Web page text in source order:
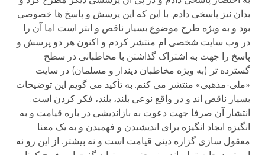
بدان نیز پاسخی دادم. با این که این پرسش و پاسخ ها خصوصی
بود و به ویژه طرح موضوع بسیار ناقص و ابتر است اما آن را
در وب سایت شخصی ام منتشر کردم و اکنون هر دو پرسش و
پاسخ را جهت به اشتراک گذاشتن با مخاطبانی در سطح
گسترده تر (به ویژه مخاطبان دیندار و مسلمان) در سایت
«ملی-مذهبی» منتشر می کنم. به تأکید می گویم این توضیحات
بسیار ناقص اند و در واقع نوعی بلند، بلند، فکر کردن است.
انتشار آن صرفا جهت دعوت به بازاندیشی در باره قیامت و به
انگیزه ایجاد انگیزه برای اندیشیدن و فهمیدن و به یک معنا
معقول سازی گزاره دینی قیامت است و نه بیشتر. از این رو نه